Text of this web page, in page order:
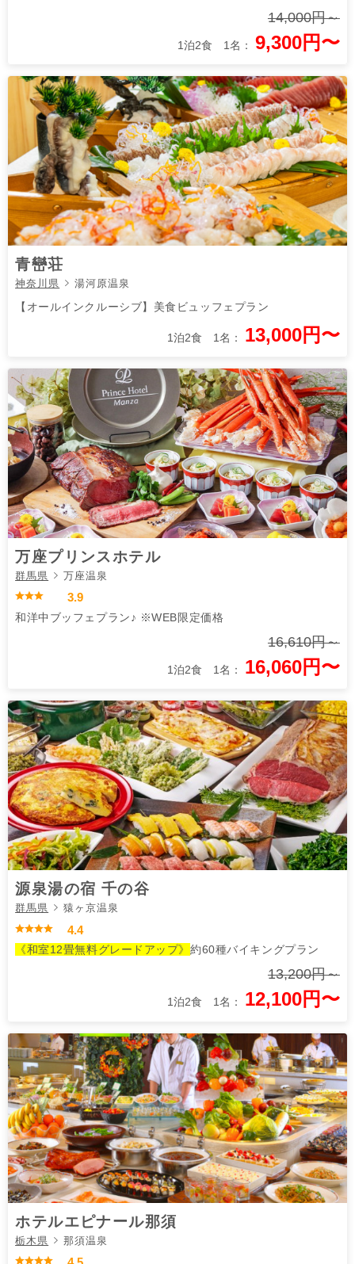
14,000円～
1泊2食 1名： 9,300円〜
青巒荘
神奈川県 湯河原温泉
【オールインクルーシブ】美食ビュッフェプラン
1泊2食 1名： 13,000円〜
万座プリンスホテル
群馬県 万座温泉
3.9
和洋中ブッフェプラン♪ ※WEB限定価格
16,610円～
1泊2食 1名： 16,060円〜
源泉湯の宿 千の谷
群馬県 猿ヶ京温泉
4.4
《和室12畳無料グレードアップ》約60種バイキングプラン
13,200円～
1泊2食 1名： 12,100円〜
ホテルエピナール那須
栃木県 那須温泉